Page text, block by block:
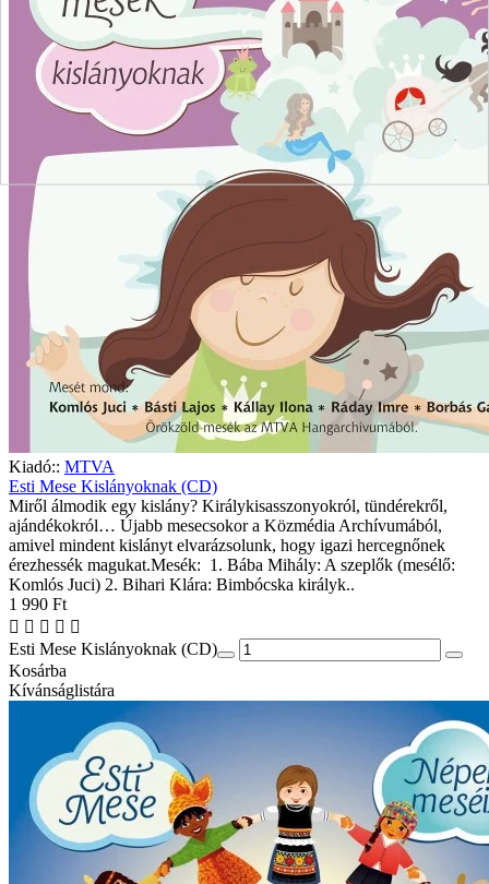
Kiadó:: MTVA
Esti Mese Kislányoknak (CD)
Miről álmodik egy kislány? Királykisasszonyokról, tündérekről,
ajándékokról… Újabb mesecsokor a Közmédia Archívumából,
amivel mindent kislányt elvarázsolunk, hogy igazi hercegnőnek
érezhessék magukat.Mesék: 1. Bába Mihály: A szeplők (mesélő:
Komlós Juci) 2. Bihari Klára: Bimbócska királyk..
1 990 Ft
Esti Mese Kislányoknak (CD)
Kosárba
Kívánságlistára